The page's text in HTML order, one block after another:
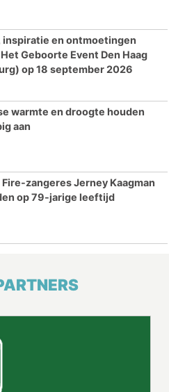
inspiratie en ontmoetingen
Geboorte Event Den Haag
op 18 september 2026
warmte en droogte houden
aan
Fire-zangeres Jerney Kaagman
op 79-jarige leeftijd